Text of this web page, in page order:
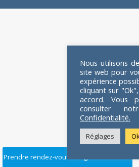
Prendre rendez-vous en ligne
Nous utilisons
site web pour
expérience
cliquant sur
accord. Vous
consulter
Confidentialité.
Réglages